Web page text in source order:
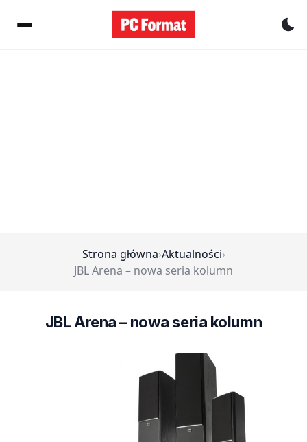
Strona główna›Aktualności›
JBL Arena – nowa seria kolumn
JBL Arena – nowa seria kolumn